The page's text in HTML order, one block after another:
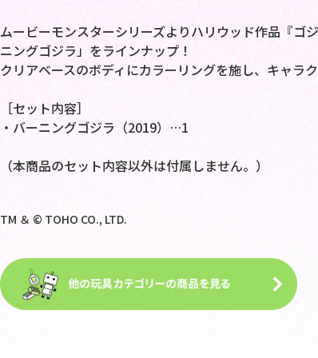
ムービーモンスターシリーズよりハリウッド作品『ゴ
ニングゴジラ」をラインナップ！
クリアベースのボディにカラーリングを施し、キャラ
［セット内容］
・バーニングゴジラ（2019）…1
（本商品のセット内容以外は付属しません。）
TM ＆ © TOHO CO., LTD.